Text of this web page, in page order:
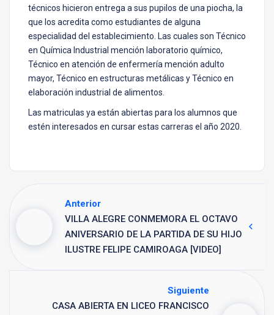
técnicos hicieron entrega a sus pupilos de una piocha, la
que los acredita como estudiantes de alguna
especialidad del establecimiento. Las cuales son Técnico
en Química Industrial mención laboratorio químico,
Técnico en atención de enfermería mención adulto
mayor, Técnico en estructuras metálicas y Técnico en
elaboración industrial de alimentos.
Las matriculas ya están abiertas para los alumnos que
estén interesados en cursar estas carreras el año 2020.
Anterior
VILLA ALEGRE CONMEMORA EL OCTAVO
ANIVERSARIO DE LA PARTIDA DE SU HIJO
ILUSTRE FELIPE CAMIROAGA [VIDEO]
Siguiente
CASA ABIERTA EN LICEO FRANCISCO